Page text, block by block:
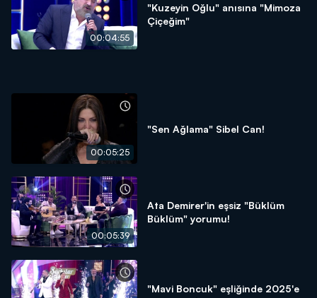
00:04:55
"Kuzeyin Oğlu" anısına "Mimoza
Çiçeğim"
00:05:25
"Sen Ağlama" Sibel Can!
00:05:39
Ata Demirer'in eşsiz "Büklüm
Büklüm" yorumu!
"Mavi Boncuk" eşliğinde 2025'e